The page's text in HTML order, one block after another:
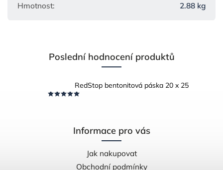
Hmotnost: 2.88 kg
Poslední hodnocení produktů
RedStop bentonitová páska 20 x 25
Informace pro vás
Jak nakupovat
Obchodní podmínky